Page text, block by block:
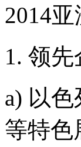
2014
1. 领
a) 以
等特色